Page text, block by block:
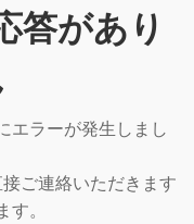
答があり
エラーが発生しまし
ご連絡いただきます
。